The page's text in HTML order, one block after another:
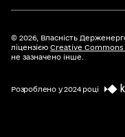
© 2026, Власність
ліцензією Creative
не зазначено інше.
Розроблено у 2024 році